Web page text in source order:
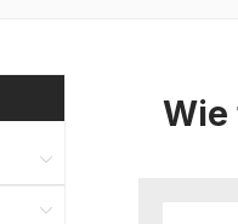
Wie